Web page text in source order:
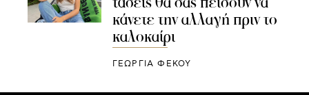
κάνετε την αλλαγή πριν το
καλοκαίρι
ΓΕΩΡΓΙΑ ΦΕΚΟΥ